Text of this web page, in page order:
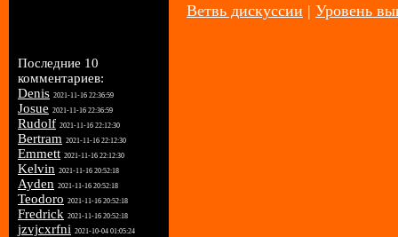
Последние 10
комментариев:
Denis 2021-11-16 22:36:59
Josue 2021-11-16 22:36:59
Rudolf 2021-11-16 22:12:30
Bertram 2021-11-16 22:12:30
Emmett 2021-11-16 22:12:30
Kelvin 2021-11-16 20:52:18
Ayden 2021-11-16 20:52:18
Teodoro 2021-11-16 20:52:18
Fredrick 2021-11-16 20:52:18
jzvjcxrfni 2021-10-04 01:05:24
Ветвь дискуссии | Уровень